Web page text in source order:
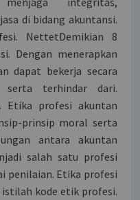
di bidang akuntansi.
NettetDemikian 8
Dengan menerapkan
dapat bekerja secara
serta terhindar dari.
Etika profesi akuntan
prinsip moral serta
antara akuntan
salah satu profesi
penilaian. Etika profesi
kode etik profesi.